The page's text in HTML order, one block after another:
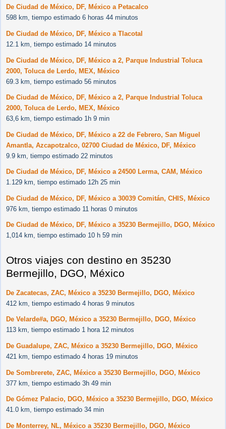
De Ciudad de México, DF, México a Petacalco
598 km, tiempo estimado 6 horas 44 minutos
De Ciudad de México, DF, México a Tlacotal
12.1 km, tiempo estimado 14 minutos
De Ciudad de México, DF, México a 2, Parque Industrial Toluca
2000, Toluca de Lerdo, MEX, México
69.3 km, tiempo estimado 56 minutos
De Ciudad de México, DF, México a 2, Parque Industrial Toluca
2000, Toluca de Lerdo, MEX, México
63,6 km, tiempo estimado 1h 9 min
De Ciudad de México, DF, México a 22 de Febrero, San Miguel
Amantla, Azcapotzalco, 02700 Ciudad de México, DF, México
9.9 km, tiempo estimado 22 minutos
De Ciudad de México, DF, México a 24500 Lerma, CAM, México
1.129 km, tiempo estimado 12h 25 min
De Ciudad de México, DF, México a 30039 Comitán, CHIS, México
976 km, tiempo estimado 11 horas 0 minutos
De Ciudad de México, DF, México a 35230 Bermejillo, DGO, México
1,014 km, tiempo estimado 10 h 59 min
Otros viajes con destino en 35230
Bermejillo, DGO, México
De Zacatecas, ZAC, México a 35230 Bermejillo, DGO, México
412 km, tiempo estimado 4 horas 9 minutos
De Velarde#a, DGO, México a 35230 Bermejillo, DGO, México
113 km, tiempo estimado 1 hora 12 minutos
De Guadalupe, ZAC, México a 35230 Bermejillo, DGO, México
421 km, tiempo estimado 4 horas 19 minutos
De Sombrerete, ZAC, México a 35230 Bermejillo, DGO, México
377 km, tiempo estimado 3h 49 min
De Gómez Palacio, DGO, México a 35230 Bermejillo, DGO, México
41.0 km, tiempo estimado 34 min
De Monterrey, NL, México a 35230 Bermejillo, DGO, México